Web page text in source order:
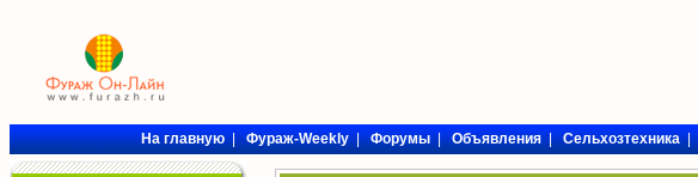
На главную|Фураж-Weekly|Форумы|Объявления|Сельхозтехника